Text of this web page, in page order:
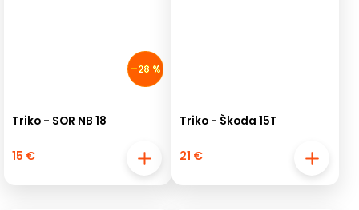
–28 %
Triko - SOR NB 18
15 €
Triko - Škoda 15T
21 €